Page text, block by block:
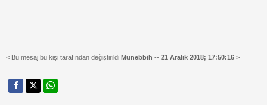
< Bu mesaj bu kişi tarafından değiştirildi Münebbih -- 21 Aralık 2018; 17:50:16 >